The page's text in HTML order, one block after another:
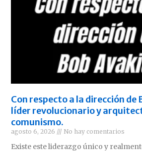
Con respecto a la dirección de
líder revolucionario y
comunismo.
agosto 6, 2026 No hay comentarios
Existe este liderazgo único y